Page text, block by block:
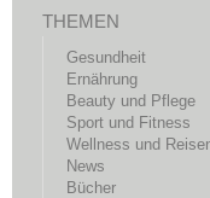
THEMEN
Gesundheit
Ernährung
Beauty und Pflege
Sport und Fitness
Wellness und
News
Bücher